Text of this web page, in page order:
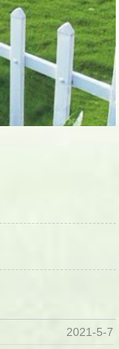
2021-5-7